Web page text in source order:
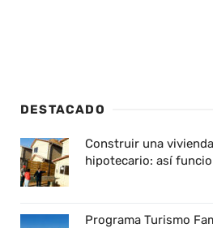
DESTACADO
Construir una
hipotecario: así
Programa Turismo